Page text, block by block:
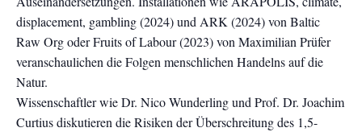
displacement, gambling (2024) und ARK (2024) von Baltic
Raw Org oder Fruits of Labour (2023) von Maximilian Prüfer
veranschaulichen die Folgen menschlichen Handelns auf die
Natur.
Wissenschaftler wie Dr. Nico Wunderling und Prof. Dr. Joachim
Curtius diskutieren die Risiken der Überschreitung des 1,5-